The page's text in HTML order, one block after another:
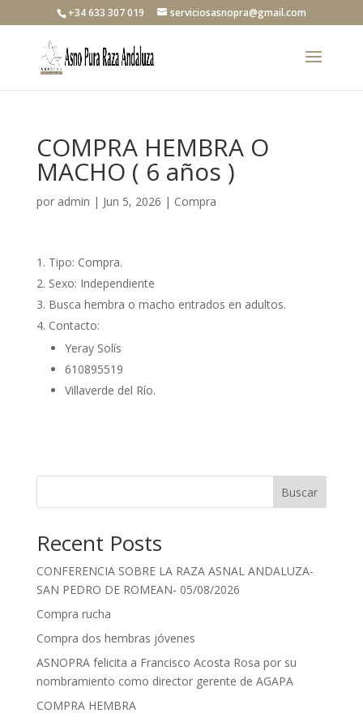
+34 633 307 019 serviciosasnopra@gmail.com
COMPRA HEMBRA O
MACHO ( 6 años )
por admin | Jun 5, 2026 | Compra
Tipo: Compra.
Sexo: Independiente
Busca hembra o macho entrados en adultos.
Contacto:
Yeray Solís
610895519
Villaverde del Río.
Buscar
Recent Posts
CONFERENCIA SOBRE LA RAZA ASNAL ANDALUZA-
SAN PEDRO DE ROMEAN- 05/08/2026
Compra rucha
Compra dos hembras jóvenes
ASNOPRA felicita a Francisco Acosta Rosa por su
nombramiento como director gerente de AGAPA
COMPRA HEMBRA